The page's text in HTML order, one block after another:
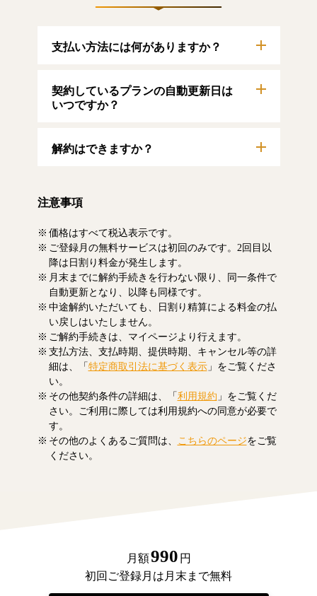
支払い方法には何がありますか？
す。
【クレジットカード】
契約しているプランの自動更新日は
いつですか？
ンのご利用期間は、マイページにてご確認い
解約はできますか？
事をお読みいただけます。なお、日割り清算
注意事項
価格はすべて税込表示です。
ご登録月の無料サービスは初回のみです。2回目以
降は日割り料金が発生します。
月末までに解約手続きを行わない限り、同一条件で
自動更新となり、以降も同様です。
中途解約いただいても、日割り精算による料金の払
い戻しはいたしません。
ご解約手続きは、マイページより行えます。
支払方法、支払時期、提供時期、キャンセル等の詳
細は、「特定商取引法に基づく表示」をご覧くださ
い。
その他契約条件の詳細は、「利用規約 」をご覧くだ
さい。ご利用に際しては利用規約への同意が必要で
す。
その他のよくあるご質問は、
こちらのページをご覧
ください。
月額990 円
初回ご登録月は月末まで無料